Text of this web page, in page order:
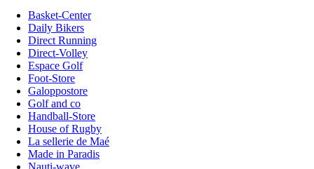
Basket-Center
Daily Bikers
Direct Running
Direct-Volley
Espace Golf
Foot-Store
Galoppostore
Golf and co
Handball-Store
House of Rugby
La sellerie de Maé
Made in Paradis
Nauti-wave